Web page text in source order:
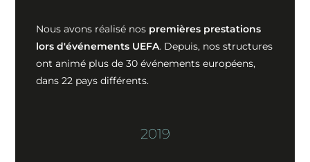
Nous avons réalisé nos premières prestations
lors d'événements UEFA. Depuis, nos structures
ont animé plus de 30 événements européens,
dans 22 pays différents.
2019